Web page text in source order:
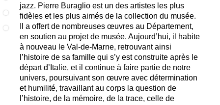
jazz. Pierre Buraglio est un des artistes les plus
fidèles et les plus aimés de la collection du musée.
Il a offert de nombreuses œuvres au Département,
en soutien au projet de musée. Aujourd’hui, il habite
à nouveau le Val-de-Marne, retrouvant ainsi
l’histoire de sa famille qui s’y est construite après le
départ d’Italie, et il continue à faire partie de notre
univers, poursuivant son œuvre avec détermination
et humilité, travaillant au corps la question de
l’histoire, de la mémoire, de la trace, celle de